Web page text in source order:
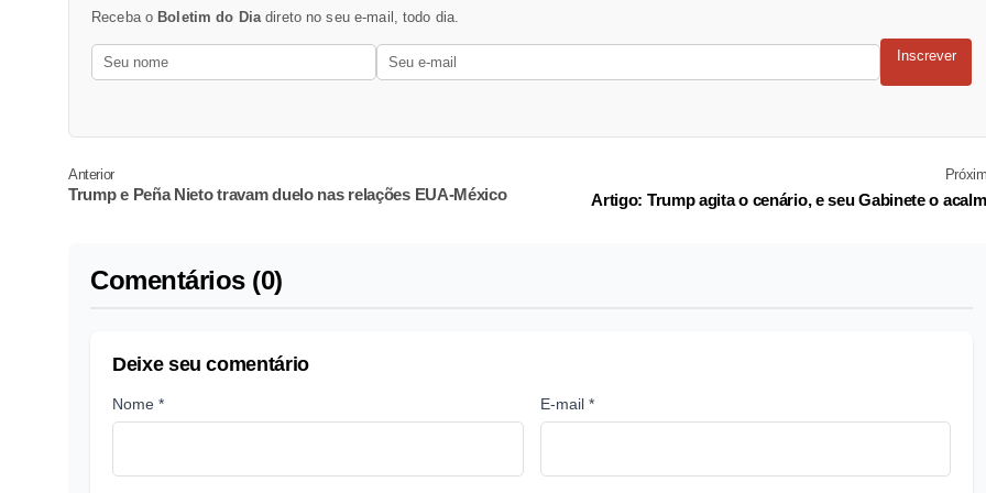
Receba o Boletim do Diadireto no seu e-mail, todo dia.
Inscrever
Anterior
Trump e Peña Nieto travam duelo nas relações EUA-México Artigo: Trump agita o cenário, e seu Gabinete o
Comentários (0)
Deixe seu comentário
Nome * E-mail *